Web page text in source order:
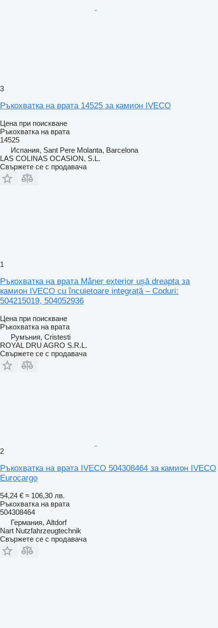
3
Ръкохватка на врата 14525 за камион IVECO
Цена при поискване
Ръкохватка на врата
14525
Испания, Sant Pere Molanta, Barcelona
LAS COLINAS OCASION, S.L.
Свържете се с продавача
1
Ръкохватка на врата Mâner exterior ușă dreapta за
камион IVECO cu încuietoare integrață – Coduri:
504215019, 504052936
Цена при поискване
Ръкохватка на врата
Румъния, Cristesti
ROYAL DRU AGRO S.R.L.
Свържете се с продавача
2
Ръкохватка на врата IVECO 504308464 за камион IVECO
Eurocargo
54,24 € ≈ 106,30 лв.
Ръкохватка на врата
504308464
Германия, Altdorf
Nart Nutzfahrzeugtechnik
Свържете се с продавача